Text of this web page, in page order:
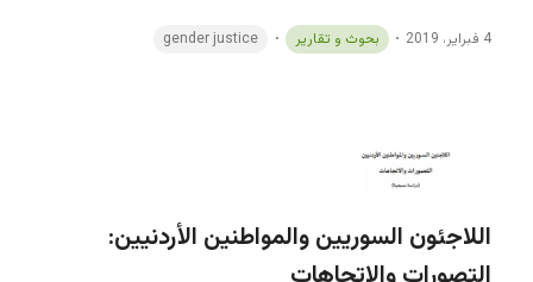
4 فبراير، 2019 بحوث و تقارير gender justice
اللاجئون السوريين والمواطنين الأردنيين: